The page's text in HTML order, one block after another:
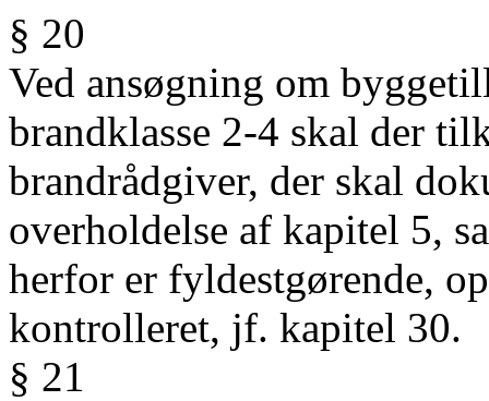
§ 20
Ved ansøgning om
brandklasse 2-4 skal der
brandrådgiver, der skal
overholdelse af kapitel 5,
herfor er fyldestgørende,
kontrolleret, jf. kapitel 30.
§ 21